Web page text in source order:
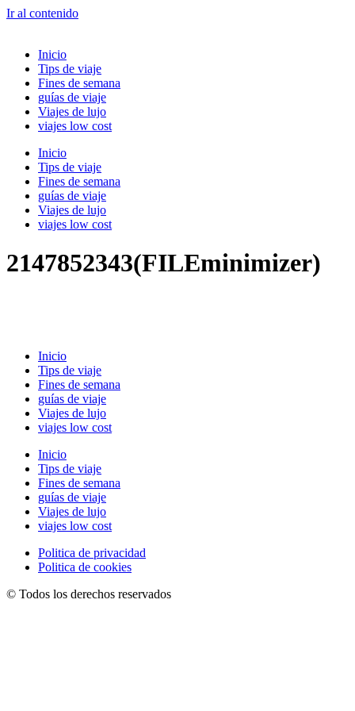
Ir al contenido
Inicio
Tips de viaje
Fines de semana
guías de viaje
Viajes de lujo
viajes low cost
Inicio
Tips de viaje
Fines de semana
guías de viaje
Viajes de lujo
viajes low cost
2147852343(FILEminimizer)
Inicio
Tips de viaje
Fines de semana
guías de viaje
Viajes de lujo
viajes low cost
Inicio
Tips de viaje
Fines de semana
guías de viaje
Viajes de lujo
viajes low cost
Politica de privacidad
Politica de cookies
© Todos los derechos reservados